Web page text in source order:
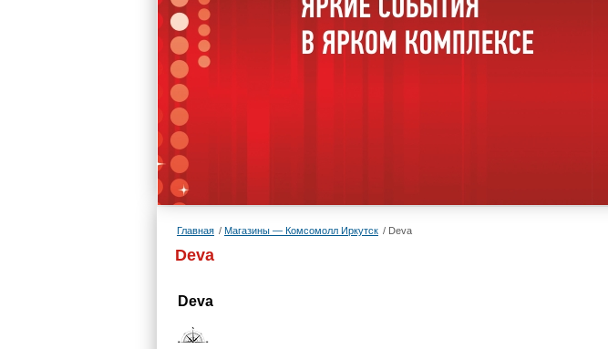
Главная Магазины — Комсомолл Иркутск Deva
Deva
Deva